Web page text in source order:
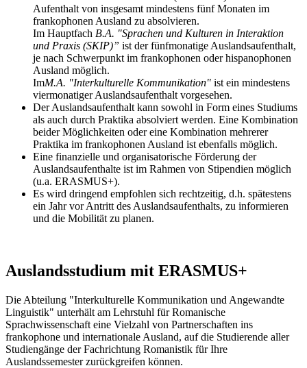
Aufenthalt von insgesamt mindestens fünf Monaten im
frankophonen Ausland zu absolvieren.
Im Hauptfach B.A. "Sprachen und Kulturen in Interaktion
und Praxis (SKIP)” ist der fünfmonatige Auslandsaufenthalt,
je nach Schwerpunkt im frankophonen oder hispanophonen
Ausland möglich.
ImM.A. "Interkulturelle Kommunikation" ist ein mindestens
viermonatiger Auslandsaufenthalt vorgesehen.
Der Auslandsaufenthalt kann sowohl in Form eines Studiums
als auch durch Praktika absolviert werden. Eine Kombination
beider Möglichkeiten oder eine Kombination mehrerer
Praktika im frankophonen Ausland ist ebenfalls möglich.
Eine finanzielle und organisatorische Förderung der
Auslandsaufenthalte ist im Rahmen von Stipendien möglich
(u.a. ERASMUS+).
Es wird dringend empfohlen sich rechtzeitig, d.h. spätestens
ein Jahr vor Antritt des Auslandsaufenthalts, zu informieren
und die Mobilität zu planen.
Auslandsstudium mit ERASMUS+
Die Abteilung "Interkulturelle Kommunikation und Angewandte
Linguistik" unterhält am Lehrstuhl für Romanische
Sprachwissenschaft eine Vielzahl von Partnerschaften ins
frankophone und internationale Ausland, auf die Studierende aller
Studiengänge der Fachrichtung Romanistik für Ihre
Auslandssemester zurückgreifen können.